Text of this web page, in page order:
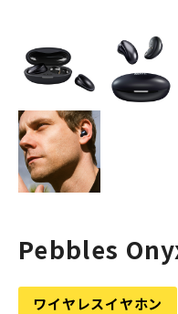
Pebbles
ワイヤレスイヤホン